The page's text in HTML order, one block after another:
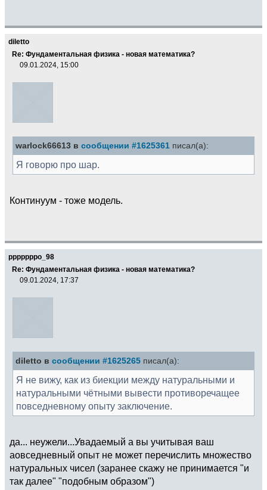
diletto
Re: Фундаментальная физика - новая математика?
09.01.2024, 15:00
warlock66613 в сообщении #1625361 писал(а):
Я говорю про шар.
Континуум - тоже модель.
pppppppo_98
Re: Фундаментальная физика - новая математика?
09.01.2024, 17:37
diletto в сообщении #1625265 писал(а):
Я не вижу, как из биекции между натуральными и
натуральными чётными вывести противоречащее
повседневному опыту заключение.
да... неужели...Увадаемый а вы учитывая ваш
аовседневный опыт не может перечислить множество
натуральных чисел (заранее скажу не принимается "и
так далее" "подобным образом")